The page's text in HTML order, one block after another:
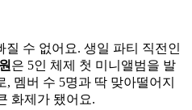
질 수 없어요. 생일 파티 직전인
은 5인 체제 첫 미니앨범을 발
멤버 수 5명과 딱 맞아떨어지
화제가 됐어요.